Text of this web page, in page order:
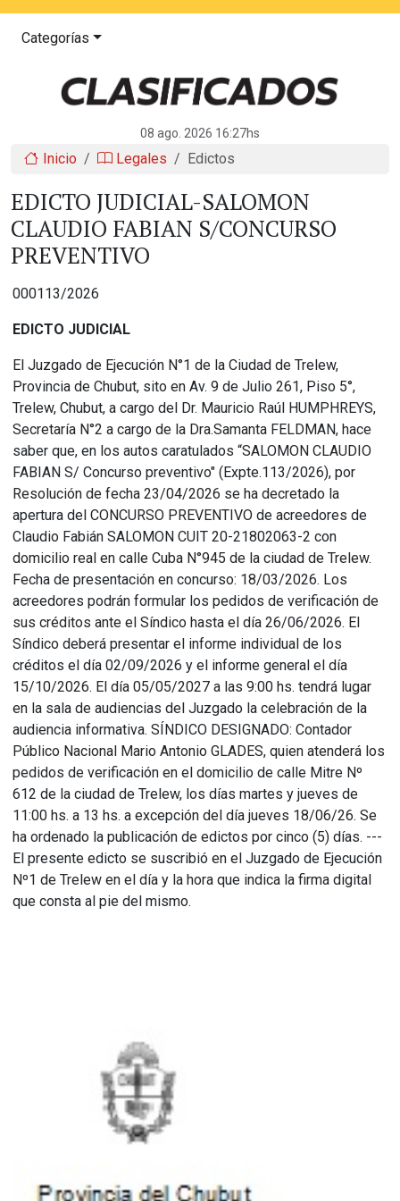
Categorías
08 ago. 2026 16:27hs
Inicio Legales Edictos
EDICTO JUDICIAL-SALOMON
CLAUDIO FABIAN S/CONCURSO
PREVENTIVO
000113/2026
EDICTO JUDICIAL
El Juzgado de Ejecución N°1 de la Ciudad de Trelew,
Provincia de Chubut, sito en Av. 9 de Julio 261, Piso 5°,
Trelew, Chubut, a cargo del Dr. Mauricio Raúl HUMPHREYS,
Secretaría N°2 a cargo de la Dra.Samanta FELDMAN, hace
saber que, en los autos caratulados “SALOMON CLAUDIO
FABIAN S/ Concurso preventivo" (Expte.113/2026), por
Resolución de fecha 23/04/2026 se ha decretado la
apertura del CONCURSO PREVENTIVO de acreedores de
Claudio Fabián SALOMON CUIT 20-21802063-2 con
domicilio real en calle Cuba N°945 de la ciudad de Trelew.
Fecha de presentación en concurso: 18/03/2026. Los
acreedores podrán formular los pedidos de verificación de
sus créditos ante el Síndico hasta el día 26/06/2026. El
Síndico deberá presentar el informe individual de los
créditos el día 02/09/2026 y el informe general el día
15/10/2026. El día 05/05/2027 a las 9:00 hs. tendrá lugar
en la sala de audiencias del Juzgado la celebración de la
audiencia informativa. SÍNDICO DESIGNADO: Contador
Público Nacional Mario Antonio GLADES, quien atenderá los
pedidos de verificación en el domicilio de calle Mitre Nº
612 de la ciudad de Trelew, los días martes y jueves de
11:00 hs. a 13 hs. a excepción del día jueves 18/06/26. Se
ha ordenado la publicación de edictos por cinco (5) días. ---
El presente edicto se suscribió en el Juzgado de Ejecución
Nº1 de Trelew en el día y la hora que indica la firma digital
que consta al pie del mismo.